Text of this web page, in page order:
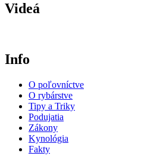
Videá
Info
O poľovníctve
O rybárstve
Tipy a Triky
Podujatia
Zákony
Kynológia
Fakty